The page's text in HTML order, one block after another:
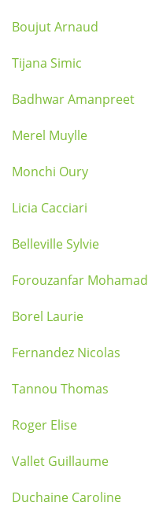
Boujut Arnaud
Tijana Simic
Badhwar Amanpreet
Merel Muylle
Monchi Oury
Licia Cacciari
Belleville Sylvie
Forouzanfar Mohamad
Borel Laurie
Fernandez Nicolas
Tannou Thomas
Roger Elise
Vallet Guillaume
Duchaine Caroline